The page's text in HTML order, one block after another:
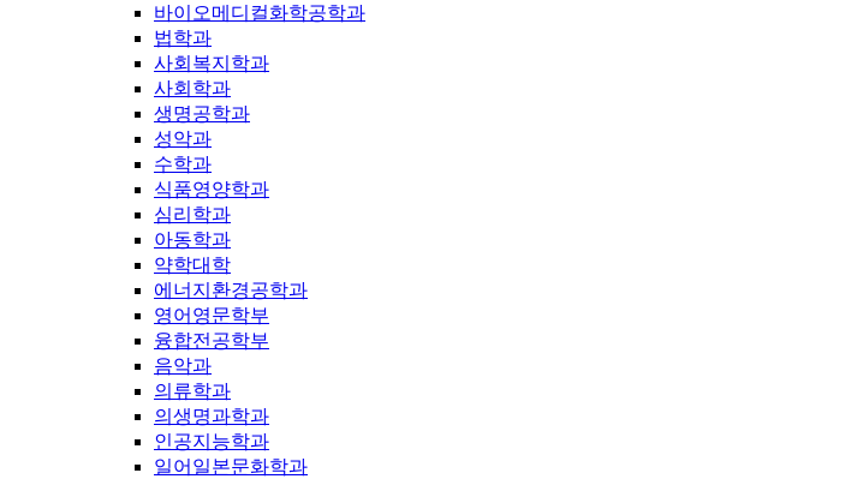
바이오메디컬화학공학과
법학과
사회복지학과
사회학과
생명공학과
성악과
수학과
식품영양학과
심리학과
아동학과
약학대학
에너지환경공학과
영어영문학부
융합전공학부
음악과
의류학과
의생명과학과
인공지능학과
일어일본문화학과